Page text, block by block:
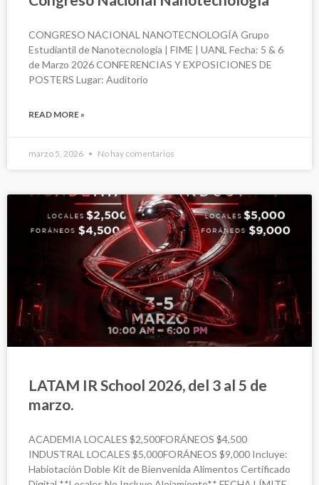
CONGRESO NACIONAL NANOTECNOLOGÍA Grupo
Estudiantil de Nanotecnología | FIME | UANL Fecha: 5 & 6
de Marzo 2026 CONFERENCIAS Y EXPOSICIONES DE
POSTERS Lugar: Auditorio
READ MORE »
marzo 5, 2026 No hay comentarios
LATAM IR School 2026, del 3 al 5 de
marzo.
ACADEMIA LOCALES $2,500FORÁNEOS $4,500
INDUSTRAL LOCALES $5,000FORÁNEOS $9,000 Incluye:
Habiotación Doble Kit de Bienvenida Alimentos Certificado